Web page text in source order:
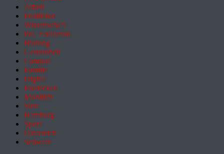
Arbeit
Feuilleton
Wissenschaft
Pol. Feuilleton
Bildung
Gesundheit
Campus
Familie
Digital
Entdecken
Mobilität
Sinn
Hamburg
Sport
Österreich
Schweiz